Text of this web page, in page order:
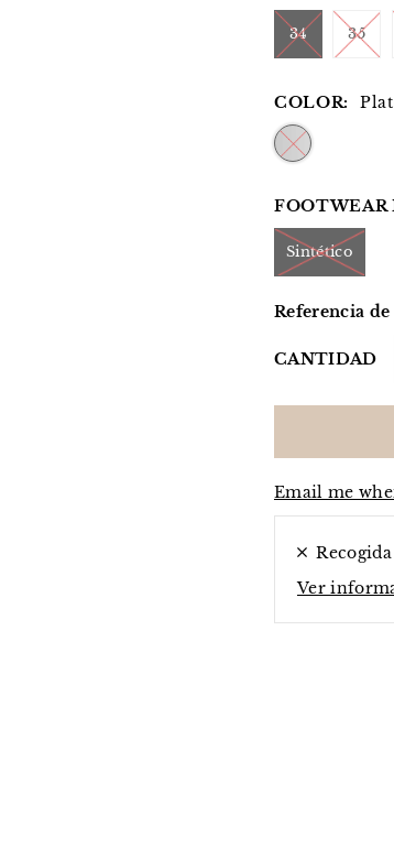
34 35
COLOR:
Sintético
Referencia
CANTIDAD
Email me
Ver